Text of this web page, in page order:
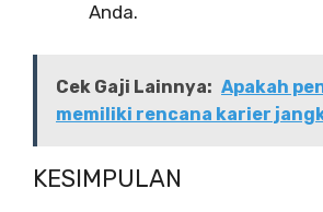
Anda.
Cek Gaji Lainnya: Apakah
memiliki rencana karier
KESIMPULAN